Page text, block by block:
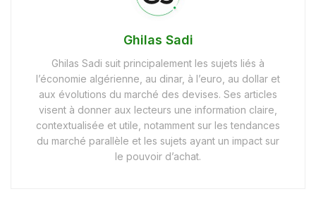
Ghilas Sadi
Ghilas Sadi suit principalement les sujets liés à
l’économie algérienne, au dinar, à l’euro, au dollar et
aux évolutions du marché des devises. Ses articles
visent à donner aux lecteurs une information claire,
contextualisée et utile, notamment sur les tendances
du marché parallèle et les sujets ayant un impact sur
le pouvoir d’achat.